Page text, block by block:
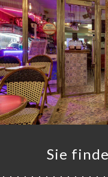
Sie